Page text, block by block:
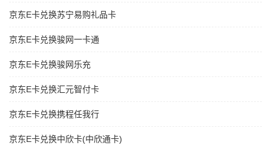
京东E卡兑换苏宁易购礼品卡
京东E卡兑换骏网一卡通
京东E卡兑换骏网乐充
京东E卡兑换汇元智付卡
京东E卡兑换携程任我行
京东E卡兑换中欣卡(中欣通卡)